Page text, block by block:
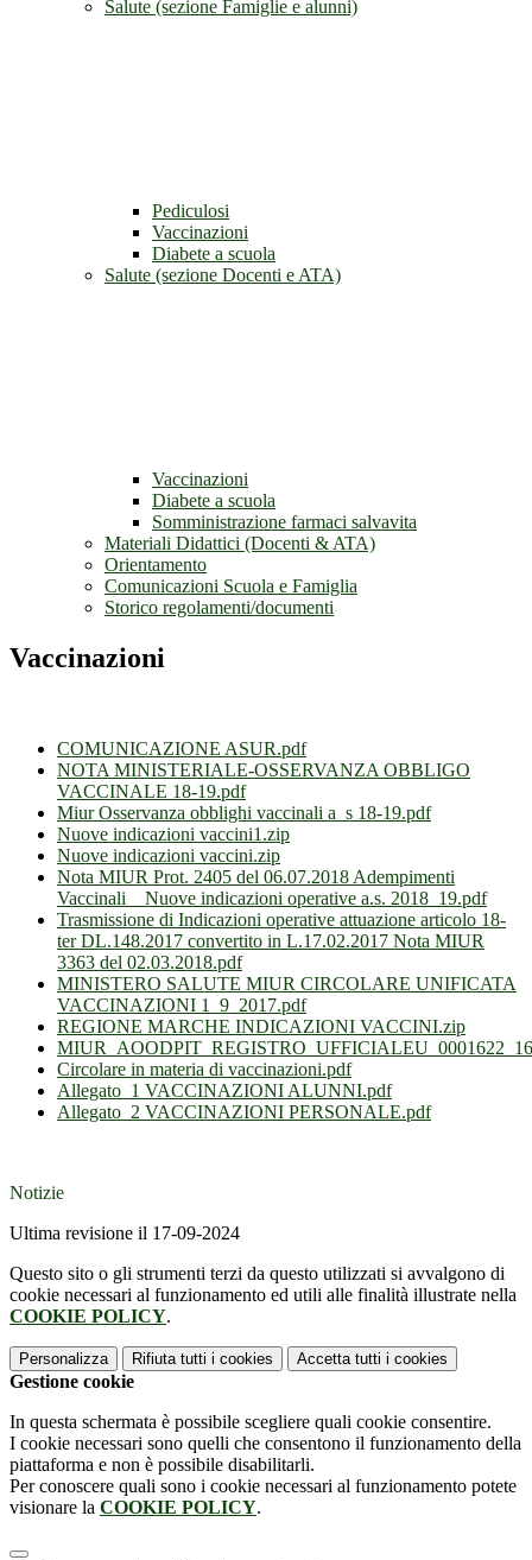
Salute (sezione Famiglie e alunni)
Pediculosi
Vaccinazioni
Diabete a scuola
Salute (sezione Docenti e ATA)
Vaccinazioni
Diabete a scuola
Somministrazione farmaci salvavita
Materiali Didattici (Docenti & ATA)
Orientamento
Comunicazioni Scuola e Famiglia
Storico regolamenti/documenti
Vaccinazioni
COMUNICAZIONE ASUR.pdf
NOTA MINISTERIALE-OSSERVANZA OBBLIGO
VACCINALE 18-19.pdf
Miur Osservanza obblighi vaccinali a_s 18-19.pdf
Nuove indicazioni vaccini1.zip
Nuove indicazioni vaccini.zip
Nota MIUR Prot. 2405 del 06.07.2018 Adempimenti
Vaccinali _ Nuove indicazioni operative a.s. 2018_19.pdf
Trasmissione di Indicazioni operative attuazione articolo 18-
ter DL.148.2017 convertito in L.17.02.2017 Nota MIUR
3363 del 02.03.2018.pdf
MINISTERO SALUTE MIUR CIRCOLARE UNIFICATA
VACCINAZIONI 1_9_2017.pdf
REGIONE MARCHE INDICAZIONI VACCINI.zip
Circolare in materia di vaccinazioni.pdf
Allegato_1 VACCINAZIONI ALUNNI.pdf
Allegato_2 VACCINAZIONI PERSONALE.pdf
Notizie
Ultima revisione il 17-09-2024
Questo sito o gli strumenti terzi da questo utilizzati si avvalgono di
cookie necessari al funzionamento ed utili alle finalità illustrate nella
COOKIE POLICY.
Personalizza Rifiuta tutti i cookies Accetta tutti i cookies
Gestione cookie
In questa schermata è possibile scegliere quali cookie consentire.
I cookie necessari sono quelli che consentono il funzionamento della
piattaforma e non è possibile disabilitarli.
Per conoscere quali sono i cookie necessari al funzionamento potete
visionare la COOKIE POLICY.